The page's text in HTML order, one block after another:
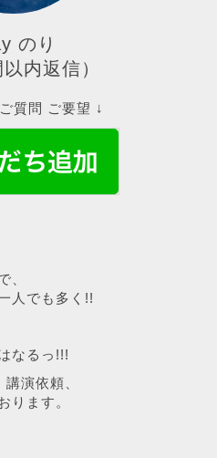
のり
以内返信）
質問 ご要望 ↓
、
人でも多く!!
なるっ!!!
演依頼、
ります。